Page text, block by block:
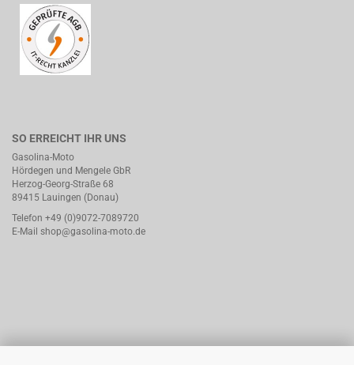
SO ERREICHT IHR UNS
Gasolina-Moto
Hördegen und Mengele GbR
Herzog-Georg-Straße 68
89415 Lauingen (Donau)
Telefon +49 (0)9072-7089720
E-Mail shop@gasolina-moto.de